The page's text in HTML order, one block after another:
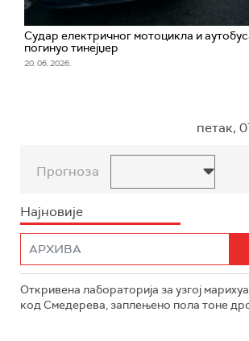
Судар електричног мотоцикла и
погинуо тинејџер
20. 06. 2026.
петак,
Прогноза
Најновије
Откривена лабораторија за узгој
код Смедерева, заплењено пола тоне